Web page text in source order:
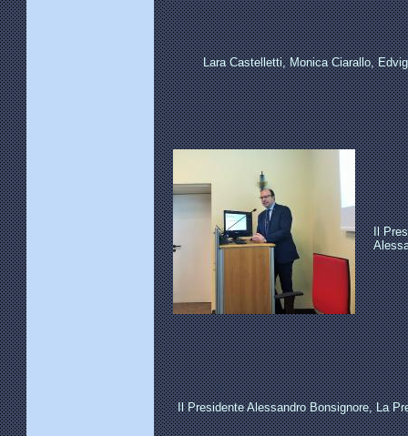
Lara Castelletti, Monica Ciarallo,
Il
Il Presidente Alessandro Bonsignore, La